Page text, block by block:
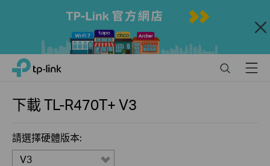
Close
Click
navigation
TP-Link, Reliably Smart SearchMenu
下載TL-R470T+V3
請選擇硬體版本:
V3